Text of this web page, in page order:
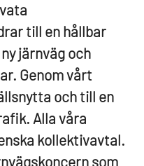
till en hållbar
järnväg och
Genom vårt
och till en
Alla våra
kollektivavtal.
som